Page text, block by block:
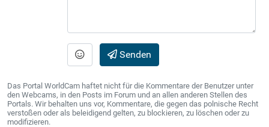
Senden
Das Portal WorldCam haftet nicht für die Kommentare der Benutzer unter
den Webcams, in den Posts im Forum und an allen anderen Stellen des
Portals. Wir behalten uns vor, Kommentare, die gegen das polnische Recht
verstoßen oder als beleidigend gelten, zu blockieren, zu löschen oder zu
modifizieren.